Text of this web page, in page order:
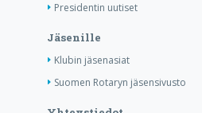
Presidentin uutiset
Jäsenille
Klubin jäsenasiat
Suomen Rotaryn jäsensivusto